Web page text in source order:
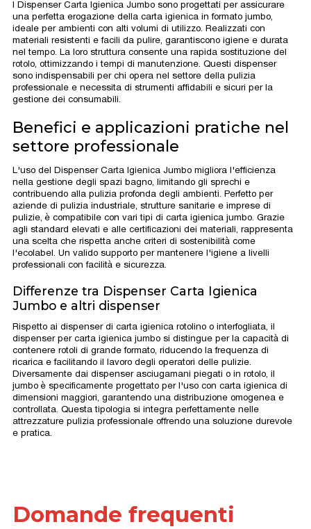
I Dispenser Carta Igienica Jumbo sono progettati per assicurare
una perfetta erogazione della carta igienica in formato jumbo,
ideale per ambienti con alti volumi di utilizzo. Realizzati con
materiali resistenti e facili da pulire, garantiscono igiene e durata
nel tempo. La loro struttura consente una rapida sostituzione del
rotolo, ottimizzando i tempi di manutenzione. Questi dispenser
sono indispensabili per chi opera nel settore della pulizia
professionale e necessita di strumenti affidabili e sicuri per la
gestione dei consumabili.
Benefici e applicazioni pratiche nel
settore professionale
L'uso del Dispenser Carta Igienica Jumbo migliora l'efficienza
nella gestione degli spazi bagno, limitando gli sprechi e
contribuendo alla pulizia profonda degli ambienti. Perfetto per
aziende di pulizia industriale, strutture sanitarie e imprese di
pulizie, è compatibile con vari tipi di carta igienica jumbo. Grazie
agli standard elevati e alle certificazioni dei materiali, rappresenta
una scelta che rispetta anche criteri di sostenibilità come
l'ecolabel. Un valido supporto per mantenere l'igiene a livelli
professionali con facilità e sicurezza.
Differenze tra Dispenser Carta Igienica
Jumbo e altri dispenser
Rispetto ai dispenser di carta igienica rotolino o interfogliata, il
dispenser per carta igienica jumbo si distingue per la capacità di
contenere rotoli di grande formato, riducendo la frequenza di
ricarica e facilitando il lavoro degli operatori delle pulizie.
Diversamente dai dispenser asciugamani piegati o in rotolo, il
jumbo è specificamente progettato per l'uso con carta igienica di
dimensioni maggiori, garantendo una distribuzione omogenea e
controllata. Questa tipologia si integra perfettamente nelle
attrezzature pulizia professionale offrendo una soluzione durevole
e pratica.
Domande frequenti